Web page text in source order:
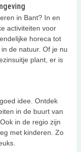
in Bant? In en
activiteiten voor
horeca tot
de natuur. Of je nu
plant, er is
idee. Ontdek
in de buurt van
in de regio zijn
met kinderen. Zo